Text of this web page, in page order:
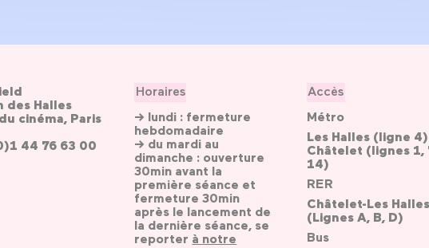
des Halles
cinéma, Paris
44 76 63 00
Horaires
→ lundi : fermeture
hebdomadaire
→ du mardi au
dimanche : ouverture
30min avant la
première séance et
fermeture 30min
après le lancement de
la dernière séance, se
reporter à notre
Accès
Métro
Les Halles (ligne 4)
Châtelet (lignes 1,
14)
RER
Châtelet-Les Halles
(Lignes A, B, D)
Bus